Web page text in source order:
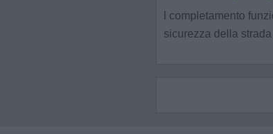
l completamento
sicurezza della strada